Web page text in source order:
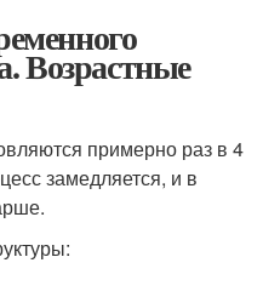
Возрастные
примерно раз в 4
замедляется, и в